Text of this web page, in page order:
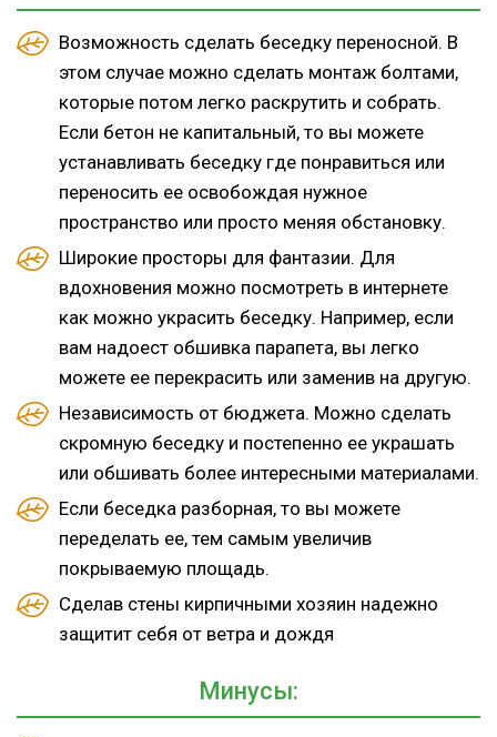
Возможность сделать беседку переносной. В
этом случае можно сделать монтаж болтами,
которые потом легко раскрутить и собрать.
Если бетон не капитальный, то вы можете
устанавливать беседку где понравиться или
переносить ее освобождая нужное
пространство или просто меняя обстановку.
Широкие просторы для фантазии. Для
вдохновения можно посмотреть в интернете
как можно украсить беседку. Например, если
вам надоест обшивка парапета, вы легко
можете ее перекрасить или заменив на другую.
Независимость от бюджета. Можно сделать
скромную беседку и постепенно ее украшать
или обшивать более интересными материалами.
Если беседка разборная, то вы можете
переделать ее, тем самым увеличив
покрываемую площадь.
Сделав стены кирпичными хозяин надежно
защитит себя от ветра и дождя
Минусы: